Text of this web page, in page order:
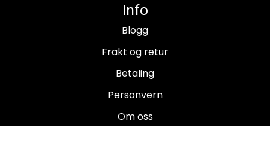
Info
Blogg
Frakt og retur
Betaling
Personvern
Om oss